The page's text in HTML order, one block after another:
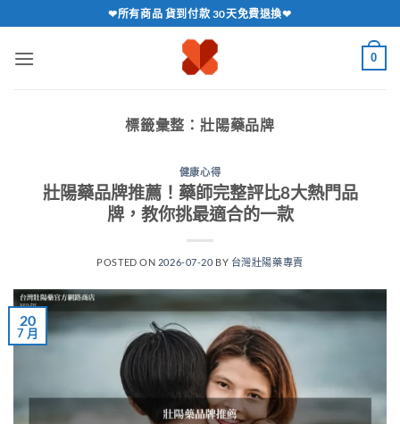
轉
❤所有商品 貨到付款 30天免費退換❤
0
標籤彙整： 壯陽藥品牌
健康心得
壯陽藥品牌推薦！藥師完整評比8大熱門品
牌，教你挑最適合的一款
POSTED ON 2026-07-20 BY 台灣壯陽藥專賣
20
7 月